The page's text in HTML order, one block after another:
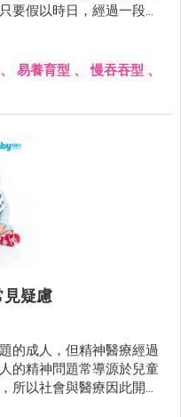
要假以時日，經過一段時
順利度過；但是在某些情
自閉症與智能障礙，或家
無法調適自己身體與心
、 易養育型 、慢吞吞型 、
見疑慮
的成人，但精神醫療經過
的精神問題常導源於兒童
所以社會與醫療因此開始